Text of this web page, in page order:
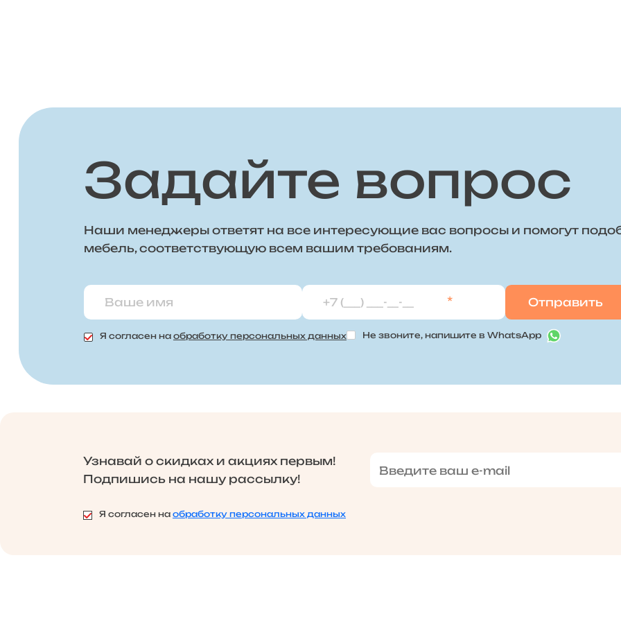
Задайте вопрос
Наши менеджеры ответят на все интересующие вас вопросы и помогут
мебель, соответствующую всем вашим требованиям.
*
Я согласен на обработку персональных данных Не звоните, напишите в WhatsApp
Узнавай о скидках и акциях первым!
Подпишись на нашу рассылку!
Я согласен на обработку персональных данных